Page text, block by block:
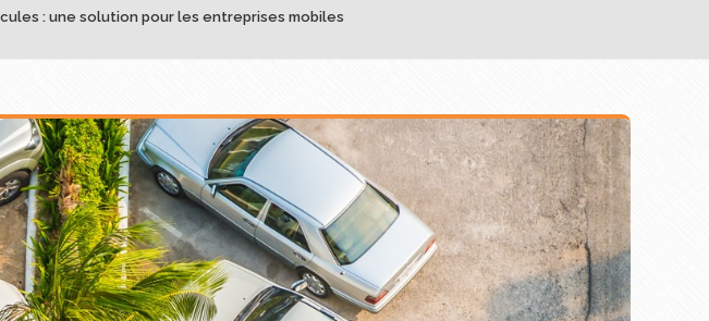
: une solution pour les entreprises mobiles